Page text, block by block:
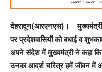
देहरादून(आरएनएस)। मुख्यमंत्री
पर प्रदेशवासियों को बधाई व
अपने संदेश में मुख्यमंत्री ने कहा कि
उनका आदर्श चरित्र हमें जीवन में